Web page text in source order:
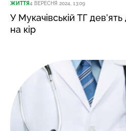
ЖИТТЯ4 ВЕРЕСНЯ 2024, 13:09
У Мукачівській ТГ дев’ять
на кір